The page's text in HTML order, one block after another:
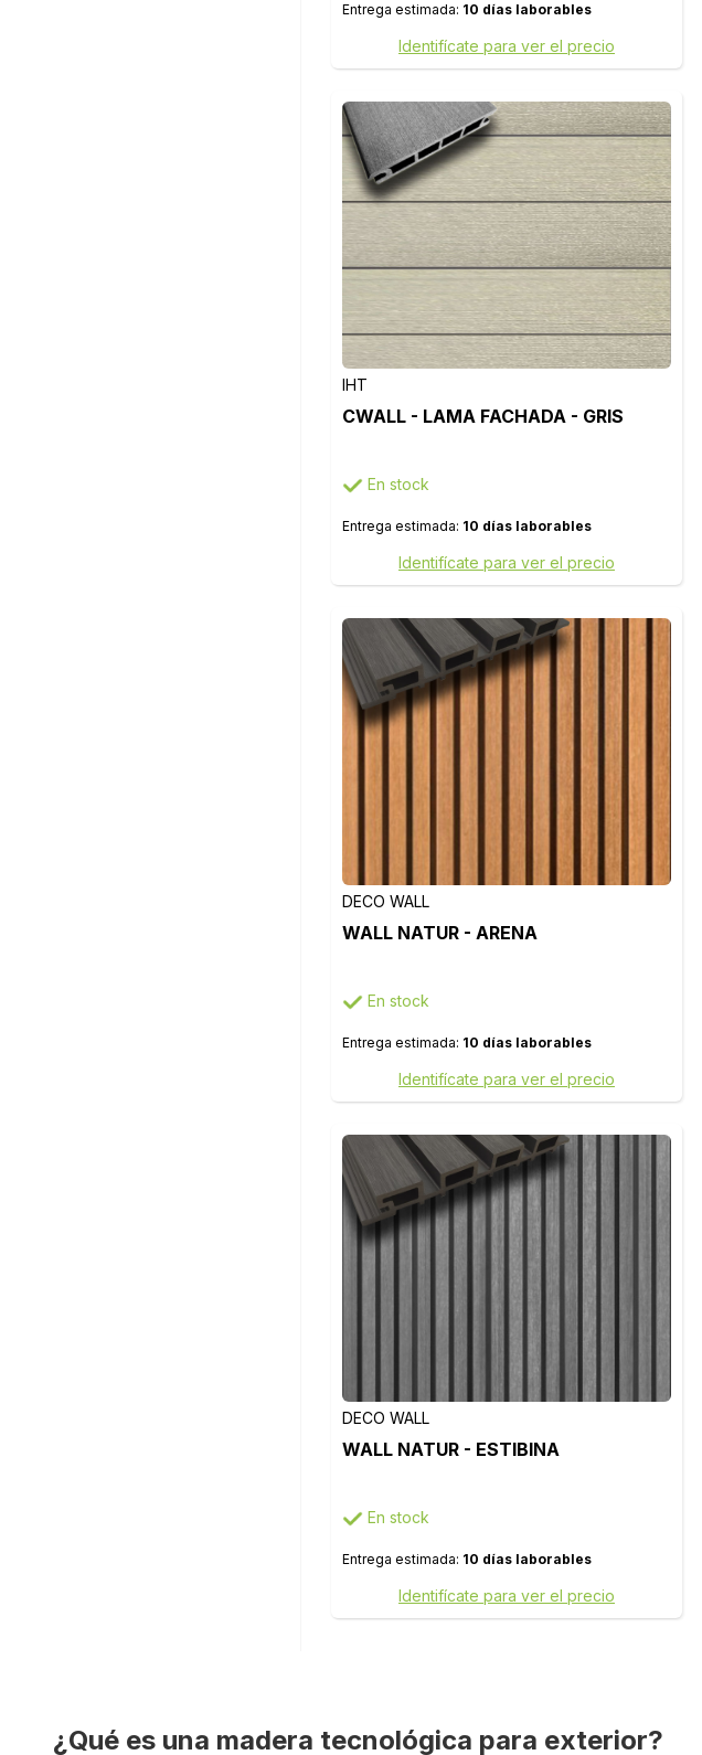
Entrega estimada: 10 días laborables
Identifícate para ver el precio
IHT
CWALL - LAMA FACHADA - GRIS
En stock
Entrega estimada: 10 días laborables
Identifícate para ver el precio
DECO WALL
WALL NATUR - ARENA
En stock
Entrega estimada: 10 días laborables
Identifícate para ver el precio
DECO WALL
WALL NATUR - ESTIBINA
En stock
Entrega estimada: 10 días laborables
Identifícate para ver el precio
¿Qué es una madera tecnológica para exterior?